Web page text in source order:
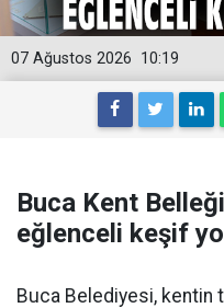
10:19
07 Ağustos 2026
Buca Kent
eğlenceli keşif
Buca Belediyesi, kentin